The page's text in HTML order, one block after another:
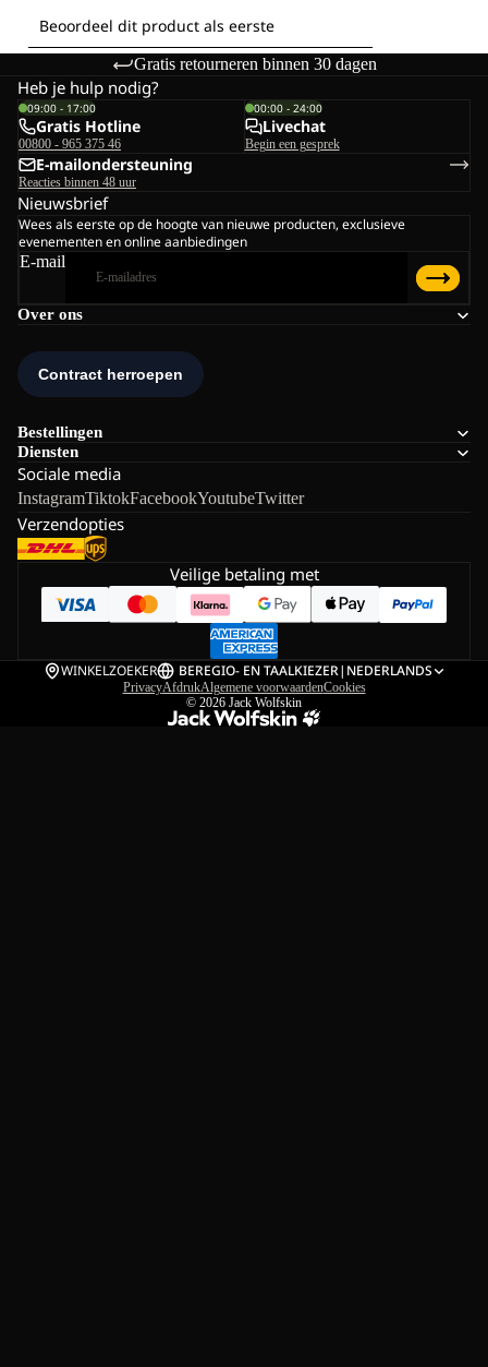
Gratis retourneren binnen 30 dagen
Over ons
Bestellingen
Diensten
Sociale media
InstagramTiktokFacebookYoutubeTwitter
Verzendopties
Heb je hulp nodig?
09:00 - 17:00
Gratis Hotline
00800 - 965 375 46
00:00 - 24:00
Livechat
Begin een gesprek
E-mailondersteuning
Reacties binnen 48 uur
Nieuwsbrief
Wees als eerste op de hoogte van nieuwe producten, exclusieve
evenementen en online aanbiedingen
E-mail
Veilige betaling met
WINKELZOEKER BEREGIO- EN TAALKIEZER| NEDERLANDS
PrivacyAfdrukAlgemene voorwaardenCookies
© 2026 Jack Wolfskin